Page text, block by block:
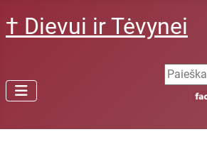
† Dievui ir Tėvynei
Search ...